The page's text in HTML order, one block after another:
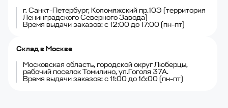
г. Санкт-Петербург, Коломяжский пр.10Э (территория
Ленинградского Северного Завода)
Время выдачи заказов: с 12:00 до 17:00 (пн-пт)
Склад в Москве
Московская область, городской округ Люберцы,
рабочий поселок Томилино, ул.Гоголя 37А.
Время выдачи заказов: с 11:00 до 16:00 (пн-пт)